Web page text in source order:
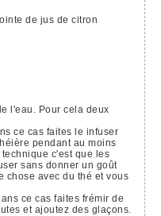
de jus de citron
pendant au moins
c'est que les
sans donner un goût
chose avec du thé et vous
et ajoutez des glaçons.